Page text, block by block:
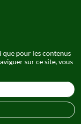
que pour les contenus
sur ce site, vous